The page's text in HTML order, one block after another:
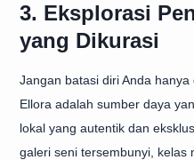
3. Eksplorasi
yang Dikurasi
Jangan batasi diri Anda
Ellora adalah sumber daya
lokal yang autentik dan
galeri seni tersembunyi, kelas